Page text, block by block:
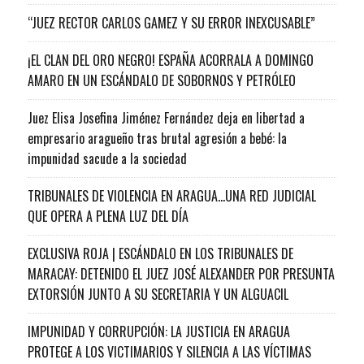
“JUEZ RECTOR CARLOS GAMEZ Y SU ERROR INEXCUSABLE”
¡EL CLAN DEL ORO NEGRO! ESPAÑA ACORRALA A DOMINGO
AMARO EN UN ESCÁNDALO DE SOBORNOS Y PETRÓLEO
Juez Elisa Josefina Jiménez Fernández deja en libertad a
empresario aragueño tras brutal agresión a bebé: la
impunidad sacude a la sociedad
TRIBUNALES DE VIOLENCIA EN ARAGUA…UNA RED JUDICIAL
QUE OPERA A PLENA LUZ DEL DÍA
EXCLUSIVA ROJA | ESCÁNDALO EN LOS TRIBUNALES DE
MARACAY: DETENIDO EL JUEZ JOSÉ ALEXANDER POR PRESUNTA
EXTORSIÓN JUNTO A SU SECRETARIA Y UN ALGUACIL
IMPUNIDAD Y CORRUPCIÓN: LA JUSTICIA EN ARAGUA
PROTEGE A LOS VICTIMARIOS Y SILENCIA A LAS VÍCTIMAS